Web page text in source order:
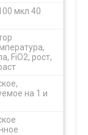
мкл 40
FiO2, рост,
на 1 и